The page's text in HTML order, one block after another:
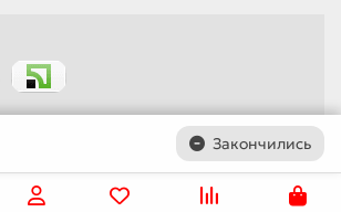
Закончились